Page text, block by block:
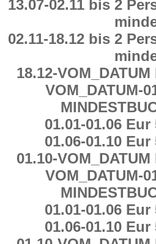
13.07-02.11 bis 2
02.11-18.12 bis 2
18.12-VOM_DATUM
VOM_DATUM-
01.01-01.06 Eur
01.06-01.10 Eur
01.10-VOM_DATUM
VOM_DATUM-
01.01-01.06 Eur
01.06-01.10 Eur